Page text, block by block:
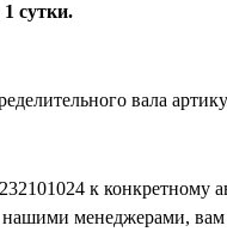
сутки.
вала
к конкретному
нашими менеджерами,